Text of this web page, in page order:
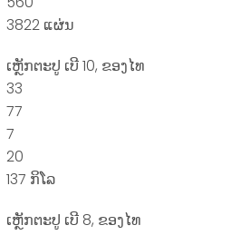
3822 ແຜ່ນ
ເຫຼັກຕະປູ ເບີ 10, ຂອງໄທ
33
77
7
20
137 ກິໂລ
ເຫຼັກຕະປູ ເບີ 8, ຂອງໄທ